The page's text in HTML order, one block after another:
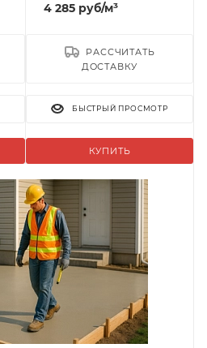
4 285 руб/м³
КУПИТЬ
РАССЧИТАТЬ
ДОСТАВКУ
БЫСТРЫЙ ПРОСМОТР